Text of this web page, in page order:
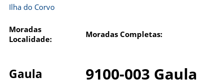
Ilha do Corvo
Moradas
Localidade:
Moradas Completas:
Gaula 9100-003 Gaula